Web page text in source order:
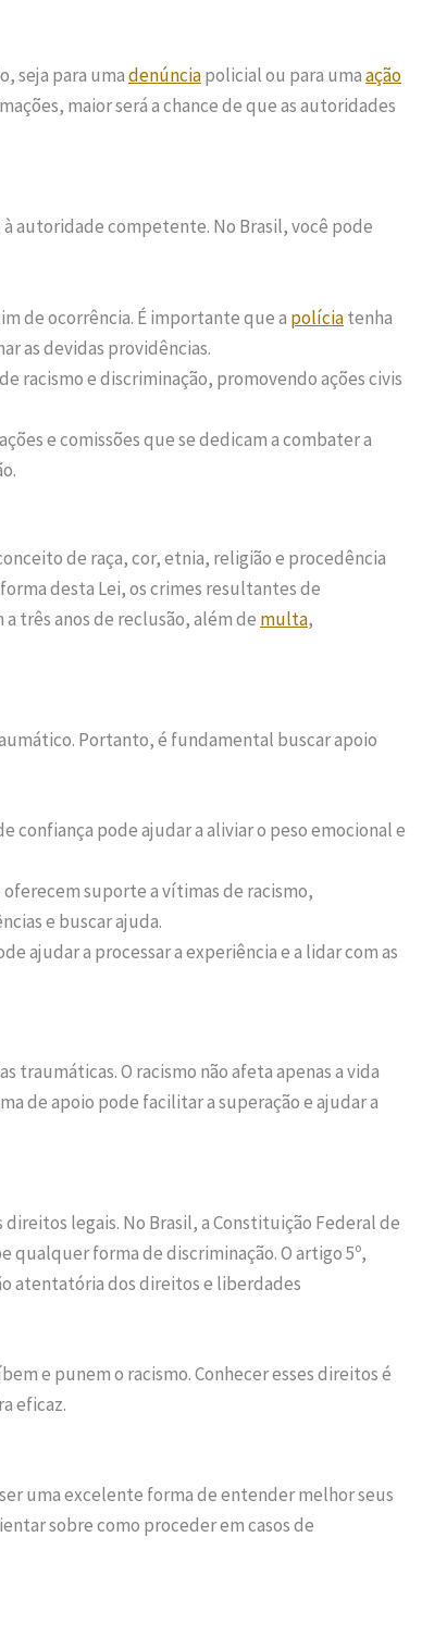
seja para umadenúnciapolicial ou para umaação
maior será a chance de que as autoridades
autoridade competente. No Brasil, você pode
de ocorrência. É importante que a políciatenha
as devidas providências.
racismo e discriminação, promovendo ações civis
e comissões que se dedicam a combater a
de raça, cor, etnia, religião e procedência
desta Lei, os crimes resultantes de
três anos de reclusão, além de multa,
Portanto, é fundamental buscar apoio
confiança pode ajudar a aliviar o peso emocional e
suporte a vítimas de racismo,
e buscar ajuda.
ajudar a processar a experiência e a lidar com as
traumáticas. O racismo não afeta apenas a vida
de apoio pode facilitar a superação e ajudar a
legais. No Brasil, a Constituição Federal de
qualquer forma de discriminação. O artigo 5º,
atentatória dos direitos e liberdades
e punem o racismo. Conhecer esses direitos é
eficaz.
uma excelente forma de entender melhor seus
sobre como proceder em casos de